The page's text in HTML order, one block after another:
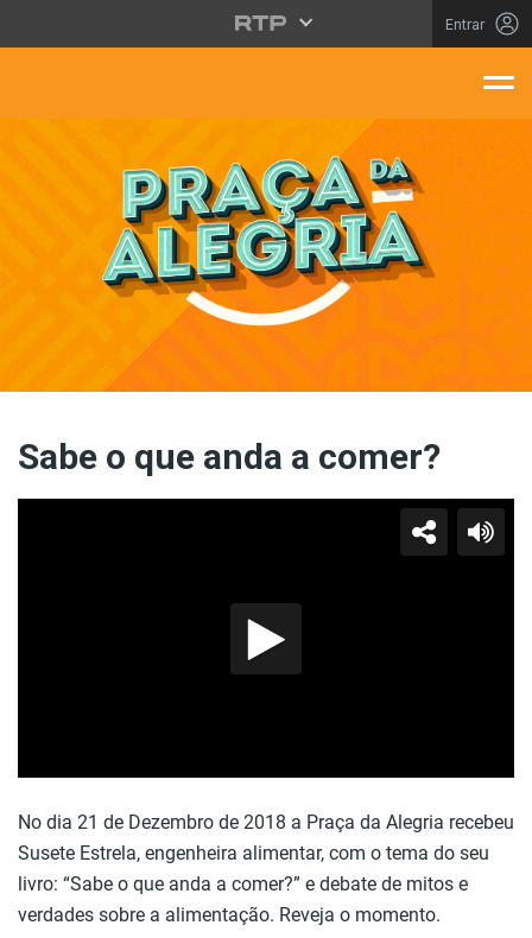
Saltar para o conteúdo principal
Entrar
Sabe o que anda a comer?
No dia 21 de Dezembro de 2018 a Praça da Alegria recebeu
Susete Estrela, engenheira alimentar, com o tema do seu
livro: “Sabe o que anda a comer?” e debate de mitos e
verdades sobre a alimentação. Reveja o momento.